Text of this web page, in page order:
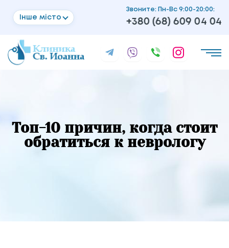
Інше місто
Звоните: Пн-Вс 9:00-20:00:
+380 (68) 609 04 04
Топ-10 причин, когда стоит
обратиться к неврологу